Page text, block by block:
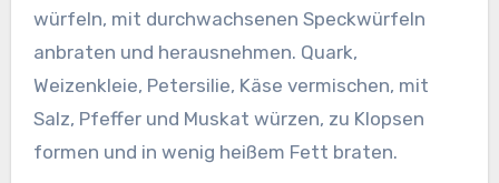
würfeln, mit durchwachsenen Speckwürfeln
anbraten und herausnehmen. Quark,
Weizenkleie, Petersilie, Käse vermischen, mit
Salz, Pfeffer und Muskat würzen, zu Klopsen
formen und in wenig heißem Fett braten.